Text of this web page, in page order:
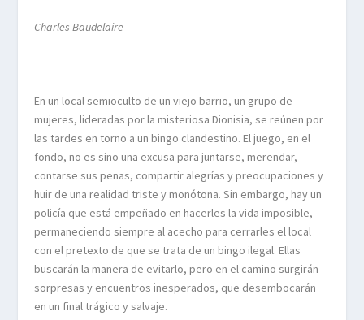
Charles Baudelaire
En un local semioculto de un viejo barrio, un grupo de
mujeres, lideradas por la misteriosa Dionisia, se reúnen por
las tardes en torno a un bingo clandestino. El juego, en el
fondo, no es sino una excusa para juntarse, merendar,
contarse sus penas, compartir alegrías y preocupaciones y
huir de una realidad triste y monótona. Sin embargo, hay un
policía que está empeñado en hacerles la vida imposible,
permaneciendo siempre al acecho para cerrarles el local
con el pretexto de que se trata de un bingo ilegal. Ellas
buscarán la manera de evitarlo, pero en el camino surgirán
sorpresas y encuentros inesperados, que desembocarán
en un final trágico y salvaje.